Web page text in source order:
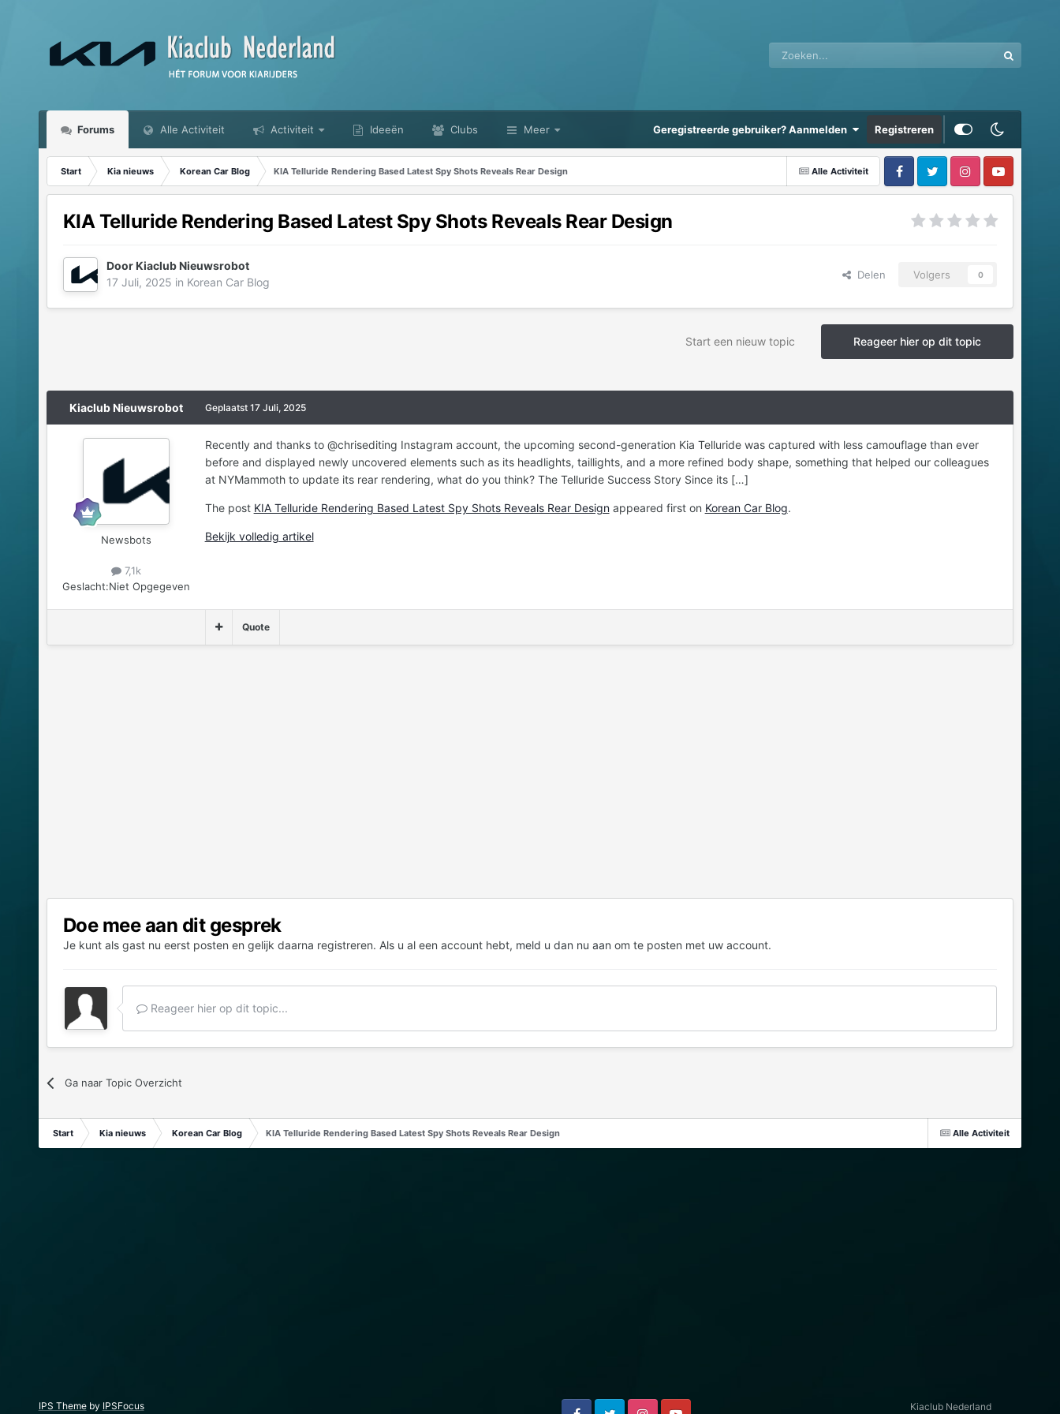
Forums Alle Activiteit Activiteit Ideeën Clubs Meer Geregistreerde gebruiker? Aanmelden Registreren
Alle Activiteit
Start Kia nieuws Korean Car Blog KIA Telluride Rendering Based Latest Spy Shots Reveals Rear Design
KIA Telluride Rendering Based Latest Spy Shots Reveals Rear Design
DoorKiaclub Nieuwsrobot
17 Juli, 2025 in Korean Car Blog
Delen Volgers 0
Reageer hier op dit topic
Start een nieuw topic
Kiaclub Nieuwsrobot
Newsbots
7,1k
Geslacht:Niet Opgegeven
Geplaatst 17 Juli, 2025
Recently and thanks to @chrisediting Instagram account, the upcoming second-generation Kia Telluride was captured with less camouflage than ever
before and displayed newly uncovered elements such as its headlights, taillights, and a more refined body shape, something that helped our colleagues
at NYMammoth to update its rear rendering, what do you think? The Telluride Success Story Since its […]
The post KIA Telluride Rendering Based Latest Spy Shots Reveals Rear Designappeared first on Korean Car Blog.
Bekijk volledig artikel
Quote
Doe mee aan dit gesprek
Je kunt als gast nu eerst posten en gelijk daarna registreren. Als u al een account hebt, meld u dan nu aan om te posten met uw account.
Reageer hier op dit topic...
Ga naar Topic Overzicht
Alle Activiteit
Start Kia nieuws Korean Car Blog KIA Telluride Rendering Based Latest Spy Shots Reveals Rear Design
IPS Themeby IPSFocus Kiaclub Nederland